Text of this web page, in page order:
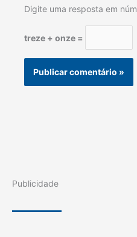
Digite uma resposta em
treze + onze =
Publicidade